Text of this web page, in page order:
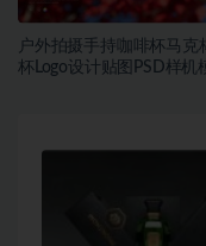
户外拍摄手持咖啡杯马克
杯Logo设计贴图PSD样机